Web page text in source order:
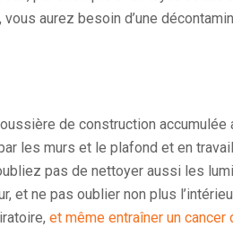
aurez besoin d’une
de construction
les murs et le plafond et en
pas de nettoyer aussi les
ne pas oublier non plus
et même entraîner un cancer